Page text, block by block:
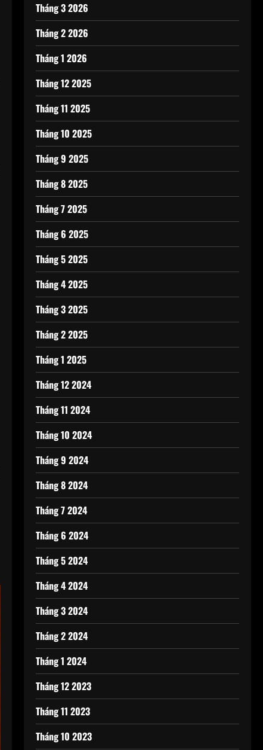
Tháng 3 2026
Tháng 2 2026
Tháng 1 2026
Tháng 12 2025
Tháng 11 2025
Tháng 10 2025
Tháng 9 2025
Tháng 8 2025
Tháng 7 2025
Tháng 6 2025
Tháng 5 2025
Tháng 4 2025
Tháng 3 2025
Tháng 2 2025
Tháng 1 2025
Tháng 12 2024
Tháng 11 2024
Tháng 10 2024
Tháng 9 2024
Tháng 8 2024
Tháng 7 2024
Tháng 6 2024
Tháng 5 2024
Tháng 4 2024
Tháng 3 2024
Tháng 2 2024
Tháng 1 2024
Tháng 12 2023
Tháng 11 2023
Tháng 10 2023